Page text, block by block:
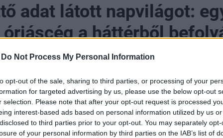
Do Not Process My Personal Information
opt-out of the sale, sharing to third parties, or processing of your
for targeted advertising by us, please use the below opt-out
selection. Please note that after your opt-out request is processed
interest-based ads based on personal information utilized by us
to third parties prior to your opt-out. You may separately
of your personal information by third parties on the IAB’s list of
adat látott napvilágot:
a háttérből
külső tanácsadókra fordított kiadásai 2014 és
nőttek, az energia- és klímapolitikai területen